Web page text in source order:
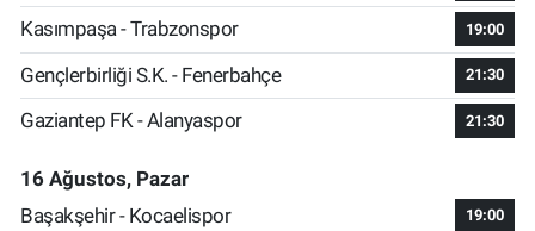
Kasımpaşa - Trabzonspor 19:00
Gençlerbirliği S.K. - Fenerbahçe 21:30
Gaziantep FK - Alanyaspor 21:30
16 Ağustos, Pazar
Başakşehir - Kocaelispor
19:00